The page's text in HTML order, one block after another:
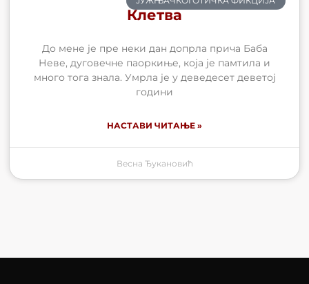
Клетва
До мене је пре неки дан допрла прича Баба
Неве, дуговечне паоркиње, која је памтила и
много тога знала. Умрла је у деведесет деветој
години
НАСТАВИ ЧИТАЊЕ »
Весна Ђукановић